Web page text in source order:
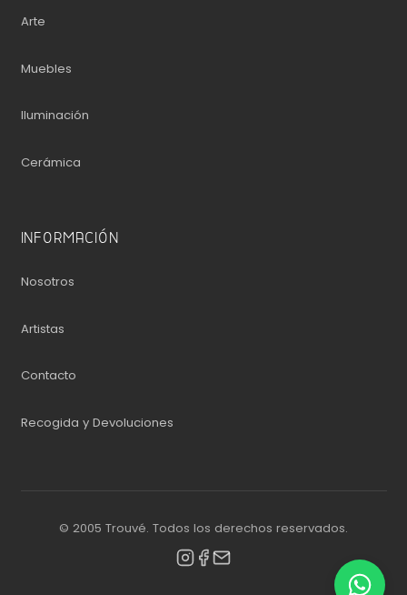
Arte
Muebles
Iluminación
Cerámica
INFORMACIÓN
Nosotros
Artistas
Contacto
Recogida y Devoluciones
© 2005 Trouvé. Todos los derechos reservados.